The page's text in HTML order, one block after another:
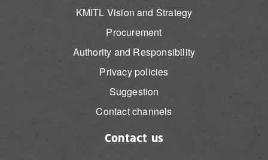
KMITL Vision and Strategy
Procurement
Authority and Responsibility
Privacy policies
Suggestion
Contact channels
Contact us